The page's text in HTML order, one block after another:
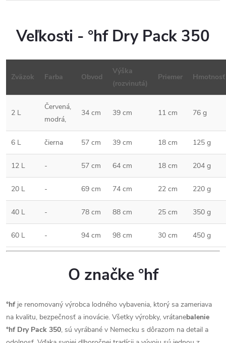
Veľkosti - °hf Dry Pack 350
Zväzok Farba Obvod
Výška
(rozvinutá)
Priemer Hmotnosť
2 L
Červená,
modrá,
34 cm 39 cm 11 cm 76 g
6 L čierna 57 cm 39 cm 18 cm 125 g
12 L - 57 cm 64 cm 18 cm 204 g
20 L - 69 cm 74 cm 22 cm 220 g
40 L - 78 cm 88 cm 25 cm 350 g
60 L - 94 cm 98 cm 30 cm 450 g
O značke °hf
°hfje renomovaný výrobca lodného vybavenia, ktorý sa zameriava
na kvalitu, bezpečnosť a inovácie. Všetky výrobky, vrátanebalenie
°hf Dry Pack 350, sú vyrábané v Nemecku s dôrazom na detail a